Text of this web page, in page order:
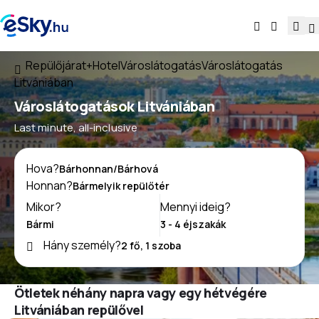
Repülőjárat+HotelVároslátogatásVároslátogatás
Litvániában
Városlátogatások Litvániában
Last minute, all-inclusive
Hova?
Honnan?
Mikor?
Mennyi ideig?
Hány személy?
Ötletek néhány napra vagy egy hétvégére
Litvániában repülővel